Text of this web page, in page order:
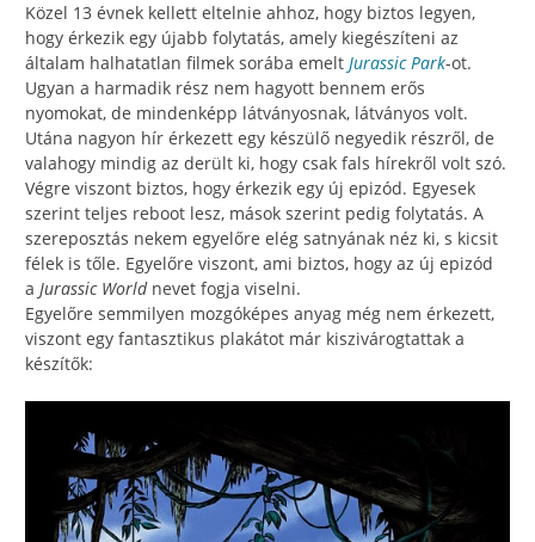
Közel 13 évnek kellett eltelnie ahhoz, hogy biztos legyen,
hogy érkezik egy újabb folytatás, amely kiegészíteni az
általam halhatatlan filmek sorába emelt Jurassic Park-ot.
Ugyan a harmadik rész nem hagyott bennem erős
nyomokat, de mindenképp látványosnak, látványos volt.
Utána nagyon hír érkezett egy készülő negyedik részről, de
valahogy mindig az derült ki, hogy csak fals hírekről volt szó.
Végre viszont biztos, hogy érkezik egy új epizód. Egyesek
szerint teljes reboot lesz, mások szerint pedig folytatás. A
szereposztás nekem egyelőre elég satnyának néz ki, s kicsit
félek is tőle. Egyelőre viszont, ami biztos, hogy az új epizód
a Jurassic Worldnevet fogja viselni.
Egyelőre semmilyen mozgóképes anyag még nem érkezett,
viszont egy fantasztikus plakátot már kiszivárogtattak a
készítők: